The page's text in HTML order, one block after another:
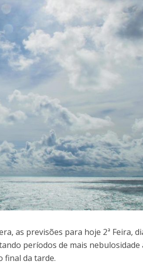
as previsões para hoje 2ª Feira,
períodos de mais nebulosidade
final da tarde.